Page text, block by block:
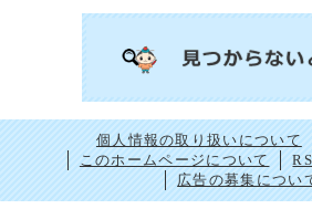
個人情報の取り扱いについて
このホームページについて
広告の募集につい